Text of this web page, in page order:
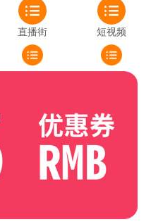
直播街 短视频